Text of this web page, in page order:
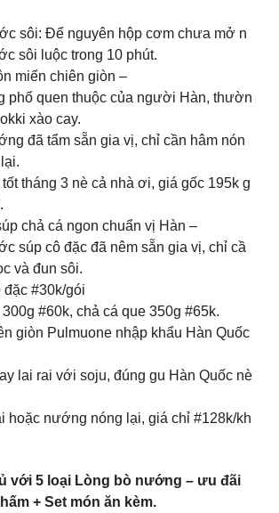
sôi: Để nguyên hộp cơm chưa mở n
sôi luộc trong 10 phút.
miến chiên giòn –
phố quen thuộc của người Hàn, thườn
xào cay.
đã tẩm sẵn gia vị, chỉ cần hâm nón
tháng 3 nè cả nhà ơi, giá gốc 195k g
chả cá ngon chuẩn vị Hàn –
súp cô đặc đã nêm sẵn gia vị, chỉ cầ
và đun sôi.
đặc #30k/gói
#60k, chả cá que 350g #65k.
giòn Pulmuone nhập khẩu Hàn Quốc
lai rai với soju, đúng gu Hàn Quốc nè
hoặc nướng nóng lại, giá chỉ #128k/kh
với 5 loại Lòng bò nướng – ưu đãi
+ Set món ăn kèm.